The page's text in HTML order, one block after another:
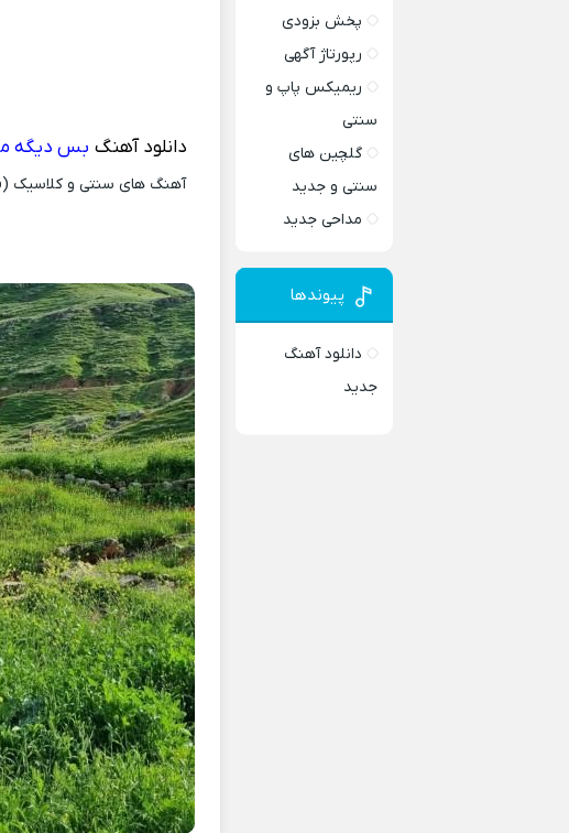
دانلود آهنگ بس دیگه
آهنگ های سنتی و کلاسیک
پخش بزودی
رپورتاژ آگهی
ریمیکس پاپ و
سنتی
گلچین های
سنتی و جدید
مداحی جدید
پیوندها
دانلود آهنگ
جدید